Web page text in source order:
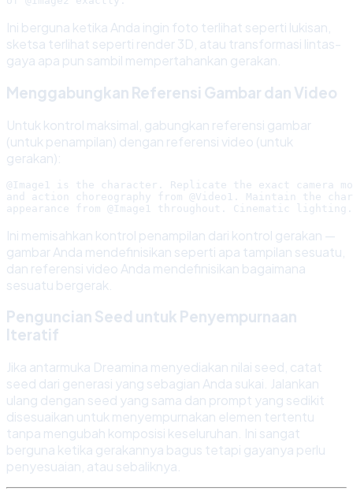
Ini berguna ketika Anda ingin foto terlihat seperti lukisan,
sketsa terlihat seperti render 3D, atau transformasi lintas-
gaya apa pun sambil mempertahankan gerakan.
Menggabungkan Referensi Gambar dan Video
Untuk kontrol maksimal, gabungkan referensi gambar
(untuk penampilan) dengan referensi video (untuk
gerakan):
@Image1 is the character. Replicate the exact camera
and action choreography from @Video1. Maintain the
Ini memisahkan kontrol penampilan dari kontrol gerakan —
gambar Anda mendefinisikan seperti apa tampilan sesuatu,
dan referensi video Anda mendefinisikan bagaimana
sesuatu bergerak.
Penguncian Seed untuk Penyempurnaan
Iteratif
Jika antarmuka Dreamina menyediakan nilai seed, catat
seed dari generasi yang sebagian Anda sukai. Jalankan
ulang dengan seed yang sama dan prompt yang sedikit
disesuaikan untuk menyempurnakan elemen tertentu
tanpa mengubah komposisi keseluruhan. Ini sangat
berguna ketika gerakannya bagus tetapi gayanya perlu
penyesuaian, atau sebaliknya.